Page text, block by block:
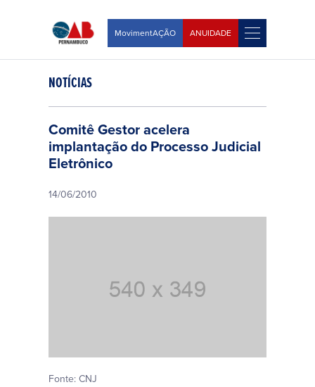
MovimentAÇÃO ANUIDADE
NOTÍCIAS
Comitê Gestor acelera
implantação do Processo Judicial
Eletrônico
14/06/2010
Fonte: CNJ